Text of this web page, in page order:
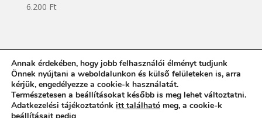
6.200 Ft
Impresszum
Adatvédelmi tájékoztató
Általános Szerződési Feltételek
Annak érdekében, hogy jobb felhasználói élményt tudjunk
Önnek nyújtani a weboldalunkon és külső felületeken is, arra
kérjük, engedélyezze a cookie-k használatát.
Természetesen a beállításokat később is meg lehet változtatni.
Adatkezelési tájékoztatónk itt található meg, a cookie-k